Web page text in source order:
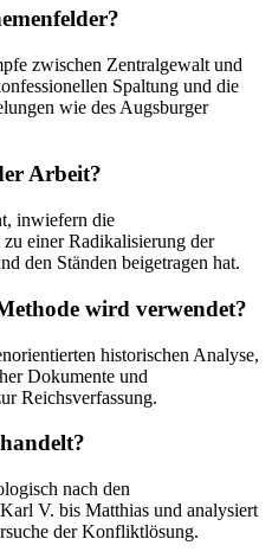
zwischen Zentralgewalt und
Spaltung und die
wie des Augsburger
Arbeit?
inwiefern die
einer Radikalisierung der
den Ständen beigetragen hat.
wird verwendet?
historischen Analyse,
Dokumente und
Reichsverfassung.
nach den
V. bis Matthias und analysiert
der Konfliktlösung.